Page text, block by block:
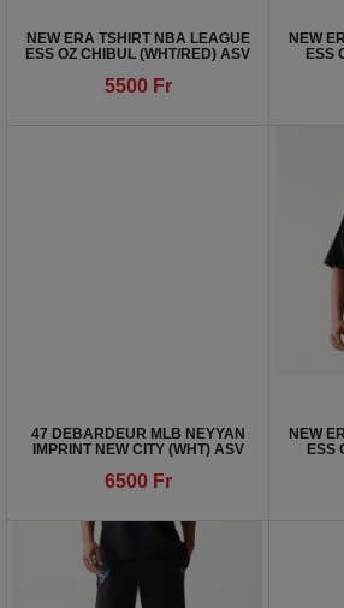
NEW ERA TSHIRT NBA LEAGUE
ESS OZ CHIBUL (WHT/RED) ASV
5500 Fr
NEW
ESS
47 DEBARDEUR MLB NEYYAN
IMPRINT NEW CITY (WHT) ASV
6500 Fr
NEW
ESS